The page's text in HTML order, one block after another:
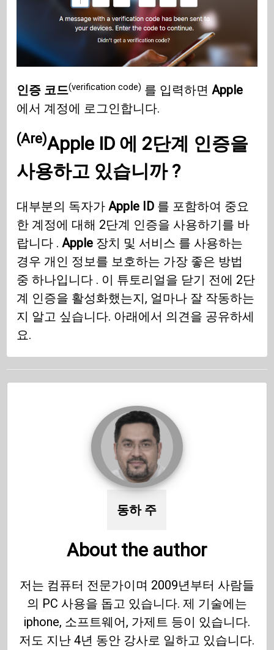
인증 코드(verification code) 를 입력하면Apple
에서 계정에 로그인합니다.
(Are)Apple ID 에 2단계 인증을
사용하고 있습니까?
대부분의 독자가Apple ID 를 포함하여 중요
한 계정에 대해 2단계 인증을 사용하기를 바
랍니다 .Apple 장치 및 서비스 를 사용하는
경우 개인 정보를 보호하는 가장 좋은 방법
중 하나입니다 . 이 튜토리얼을 닫기 전에 2단
계 인증을 활성화했는지, 얼마나 잘 작동하는
지 알고 싶습니다. 아래에서 의견을 공유하세
요.
동하 주
About the author
저는 컴퓨터 전문가이며 2009년부터 사람들
의 PC 사용을 돕고 있습니다. 제 기술에는
iphone, 소프트웨어, 가제트 등이 있습니다.
저도 지난 4년 동안 강사로 일하고 있습니다.